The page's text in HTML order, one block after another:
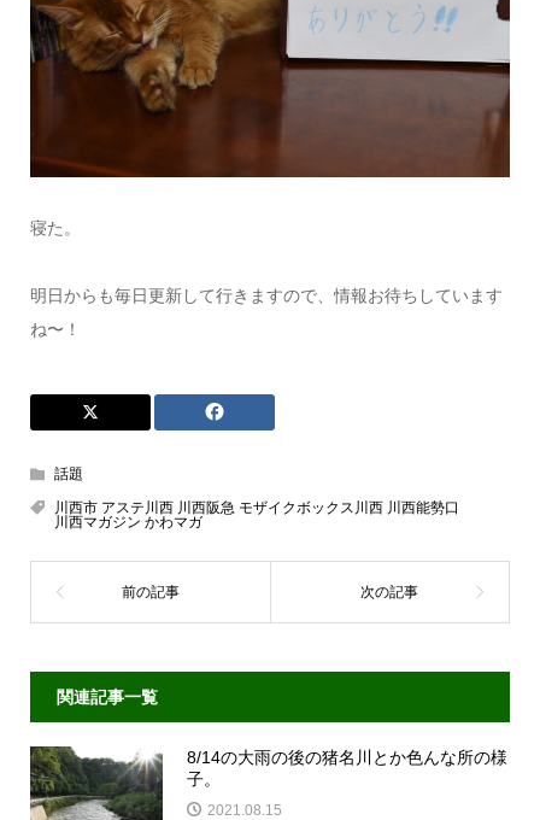
寝た。
明日からも毎日更新して行きますので、情報お待ちしています
ね〜！
話題
川西市 アステ川西 川西阪急 モザイクボックス川西 川西能勢口
川西マガジン かわマガ
関連記事一覧
8/14の大雨の後の猪名川とか色んな所の様
子。
2021.08.15